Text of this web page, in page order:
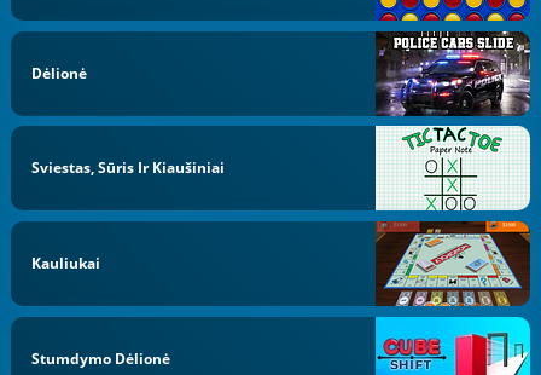
Dėlionė
Sviestas, Sūris Ir Kiaušiniai
Kauliukai
Stumdymo Dėlionė